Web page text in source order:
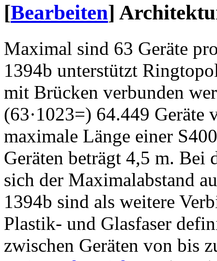
[Bearbeiten]
Maximal sind 63 Geräte
1394b unterstützt
mit Brücken verbunden
(63·1023=) 64.449 Geräte
maximale Länge einer
Geräten beträgt 4,5 m. Bei
sich der Maximalabstand
1394b sind als weitere
Plastik- und Glasfaser
zwischen Geräten von bis